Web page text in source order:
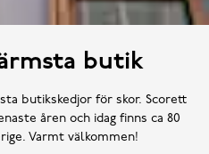
butik
butikskedjor för skor. Scorett
åren och idag finns ca 80
Varmt välkommen!